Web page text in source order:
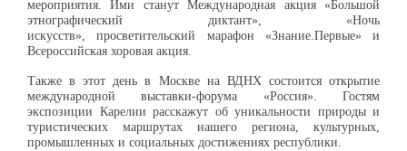
мероприятия. Ими станут Международная акция «Большой
этнографический диктант», «Ночь
искусств»,
просветительский марафон «Знание.Первые» и
Всероссийская хоровая акция.
Также в этот день в Москве на ВДНХ состоится открытие
международной
выставки-форума «Россия». Гостям
экспозиции Карелии расскажут об уникальности природы и
туристических маршрутах нашего региона, культурных,
промышленных и социальных достижениях республики.